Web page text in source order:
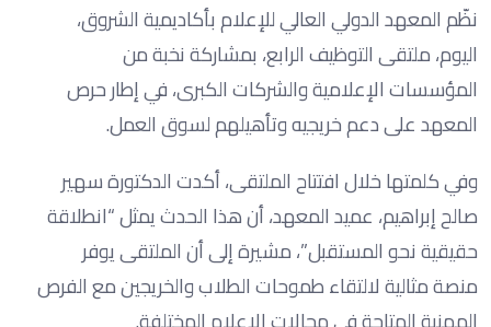
نظّم المعهد الدولي العالي للإعلام بأكاديمية الشروق،
اليوم، ملتقى التوظيف الرابع، بمشاركة نخبة من
المؤسسات الإعلامية والشركات الكبرى، في إطار حرص
المعهد على دعم خريجيه وتأهيلهم لسوق العمل.
وفي كلمتها خلال افتتاح الملتقى، أكدت الدكتورة سهير
صالح إبراهيم، عميد المعهد، أن هذا الحدث يمثل “انطلاقة
حقيقية نحو المستقبل”، مشيرة إلى أن الملتقى يوفر
منصة مثالية لالتقاء طموحات الطلاب والخريجين مع الفرص